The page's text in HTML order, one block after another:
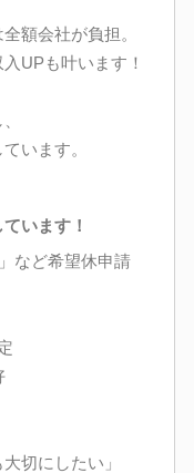
額会社が負担。
UPも叶います！
います。
います！
など希望休申請
切にしたい」